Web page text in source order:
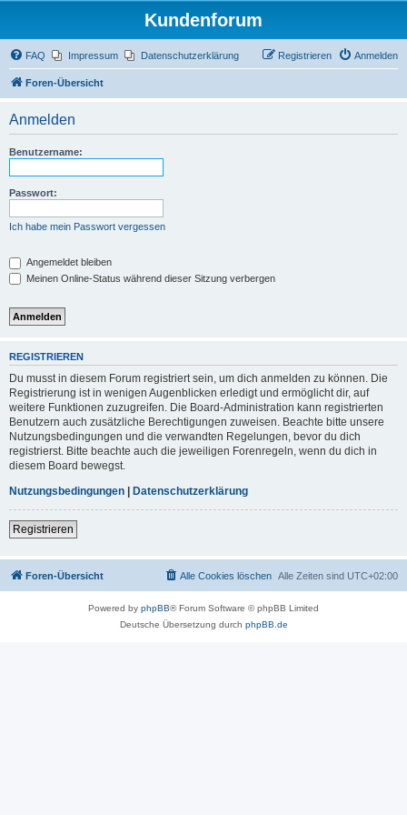
Kundenforum
FAQ Impressum Datenschutzerklärung Anmelden
Registrieren
Foren-Übersicht
Anmelden
Benutzername:
Passwort:
Ich habe mein Passwort vergessen
Angemeldet bleiben
Meinen Online-Status während dieser Sitzung verbergen
REGISTRIEREN
Du musst in diesem Forum registriert sein, um dich anmelden zu können. Die
Registrierung ist in wenigen Augenblicken erledigt und ermöglicht dir, auf
weitere Funktionen zuzugreifen. Die Board-Administration kann registrierten
Benutzern auch zusätzliche Berechtigungen zuweisen. Beachte bitte unsere
Nutzungsbedingungen und die verwandten Regelungen, bevor du dich
registrierst. Bitte beachte auch die jeweiligen Forenregeln, wenn du dich in
diesem Board bewegst.
Nutzungsbedingungen | Datenschutzerklärung
Registrieren
Foren-Übersicht Alle Zeiten sind UTC+02:00
Alle Cookies löschen
Powered by phpBB® Forum Software © phpBB Limited
Deutsche Übersetzung durch phpBB.de